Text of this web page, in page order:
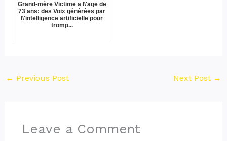
Grand-mère Victime a l\'age de
73 ans: des Voix générées par
l\'intelligence artificielle pour
tromp...
← Previous Post Next Post →
Leave a Comment